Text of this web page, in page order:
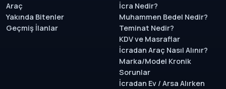
Araç
Yakında Bitenler
Geçmiş İlanlar
İcra Nedir?
Muhammen Bedel Nedir?
Teminat Nedir?
KDV ve Masraflar
İcradan Araç Nasıl Alınır?
Marka/Model Kronik
Sorunlar
İcradan Ev / Arsa Alırken